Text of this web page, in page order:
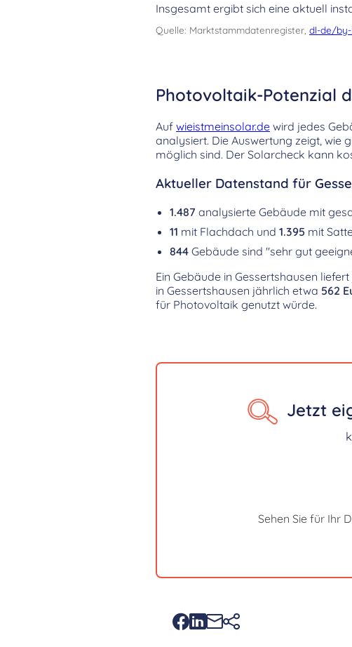
Insgesamt ergibt sich eine aktuell
Quelle: Marktstammdatenregister, dl-de/
Photovoltaik-Potenzial
Auf wieistmeinsolar.de wird jedes
analysiert. Die Auswertung zeigt, wie
möglich sind. Der Solarcheck kann
Aktueller Datenstand für
1.487 analysierte Gebäude mit
11 mit Flachdach und 1.395 mit
844 Gebäude sind "sehr gut
Ein Gebäude in Gessertshausen
in Gessertshausen jährlich etwa 562
für Photovoltaik genutzt würde.
Jetzt
Sehen Sie für Ihr